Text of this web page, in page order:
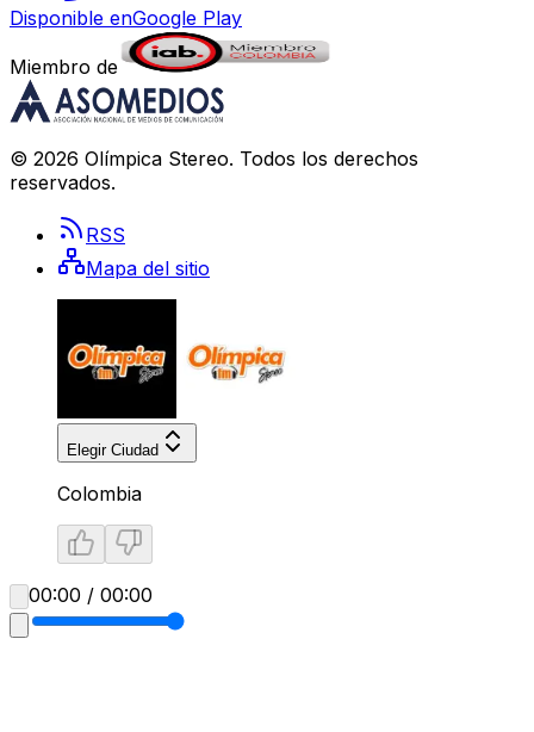
Disponible enGoogle Play
Miembro de
© 2026 Olímpica Stereo. Todos los derechos
reservados.
RSS
Mapa del sitio
Elegir Ciudad
Colombia
00:00 / 00:00